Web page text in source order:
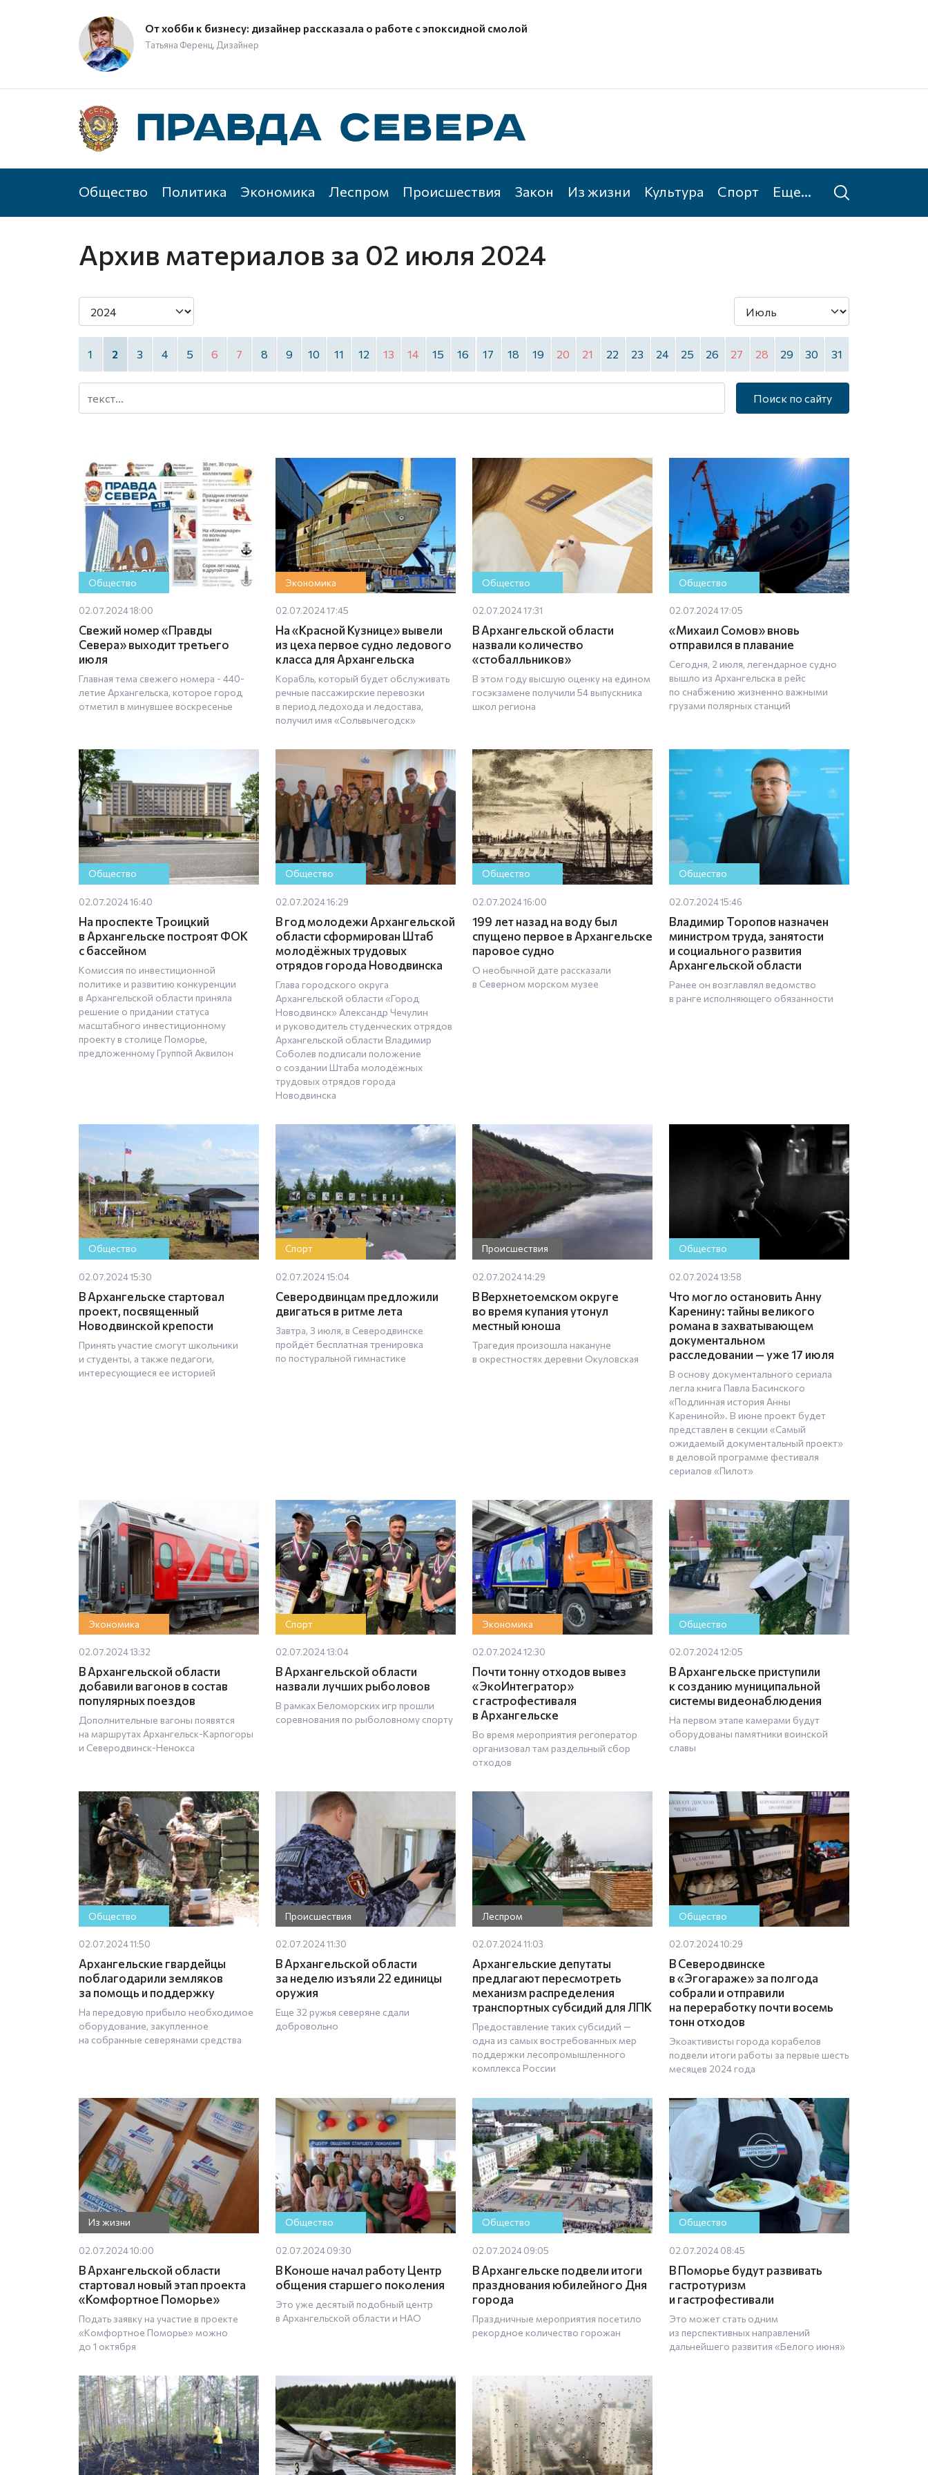
От хобби к бизнесу: дизайнер рассказала о работе с эпоксидной смолой
Татьяна Ференц, Дизайнер
Общество Политика Экономика Леспром Происшествия Закон Из жизни Культура Спорт Еще...
Архив материалов за 02 июля 2024
1 2 3 4 5 6 7 8 9 10 11 12 13 14 15 16 17 18 19 20 21 22 23 24 25 26 27 28 29 30 31
Поиск по сайту
Общество
02.07.2024 18:00
Свежий номер «Правды
Севера» выходит третьего
июля
Главная тема свежего номера - 440-
летие Архангельска, которое город
отметил в минувшее воскресенье
Экономика
02.07.2024 17:45
На «Красной Кузнице» вывели
из цеха первое судно ледового
класса для Архангельска
Корабль, который будет обслуживать
речные пассажирские перевозки
в период ледохода и ледостава,
получил имя «Сольвычегодск»
Общество
02.07.2024 17:31
В Архангельской области
назвали количество
«стобалльников»
В этом году высшую оценку на едином
госэкзамене получили 54 выпускника
школ региона
Общество
02.07.2024 17:05
«Михаил Сомов» вновь
отправился в плавание
Сегодня, 2 июля, легендарное судно
вышло из Архангельска в рейс
по снабжению жизненно важными
грузами полярных станций
Общество
02.07.2024 16:40
На проспекте Троицкий
в Архангельске построят ФОК
с бассейном
Комиссия по инвестиционной
политике и развитию конкуренции
в Архангельской области приняла
решение о придании статуса
масштабного инвестиционному
проекту в столице Поморье,
предложенному Группой Аквилон
Общество
02.07.2024 16:29
В год молодежи Архангельской
области сформирован Штаб
молодёжных трудовых
отрядов города Новодвинска
Глава городского округа
Архангельской области «Город
Новодвинск» Александр Чечулин
и руководитель студенческих отрядов
Архангельской области Владимир
Соболев подписали положение
о создании Штаба молодёжных
трудовых отрядов города
Новодвинска
Общество
02.07.2024 16:00
199 лет назад на воду был
спущено первое в Архангельске
паровое судно
О необычной дате рассказали
в Северном морском музее
Общество
02.07.2024 15:46
Владимир Торопов назначен
министром труда, занятости
и социального развития
Архангельской области
Ранее он возглавлял ведомство
в ранге исполняющего обязанности
Общество
02.07.2024 15:30
В Архангельске стартовал
проект, посвященный
Новодвинской крепости
Принять участие смогут школьники
и студенты, а также педагоги,
интересующиеся ее историей
Спорт
02.07.2024 15:04
Северодвинцам предложили
двигаться в ритме лета
Завтра, 3 июля, в Северодвинске
пройдёт бесплатная тренировка
по постуральной гимнастике
Происшествия
02.07.2024 14:29
В Верхнетоемском округе
во время купания утонул
местный юноша
Трагедия произошла накануне
в окрестностях деревни Окуловская
Общество
02.07.2024 13:58
Что могло остановить Анну
Каренину: тайны великого
романа в захватывающем
документальном
расследовании — уже 17 июля
В основу документального сериала
легла книга Павла Басинского
«Подлинная история Анны
Карениной». В июне проект будет
представлен в секции «Самый
ожидаемый документальный проект»
в деловой программе фестиваля
сериалов «Пилот»
Экономика
02.07.2024 13:32
В Архангельской области
добавили вагонов в состав
популярных поездов
Дополнительные вагоны появятся
на маршрутах Архангельск-Карпогоры
и Северодвинск-Ненокса
Спорт
02.07.2024 13:04
В Архангельской области
назвали лучших рыболовов
В рамках Беломорских игр прошли
соревнования по рыболовному спорту
Экономика
02.07.2024 12:30
Почти тонну отходов вывез
«ЭкоИнтегратор»
с гастрофестиваля
в Архангельске
Во время мероприятия регоператор
организовал там раздельный сбор
отходов
Общество
02.07.2024 12:05
В Архангельске приступили
к созданию муниципальной
системы видеонаблюдения
На первом этапе камерами будут
оборудованы памятники воинской
славы
Общество
02.07.2024 11:50
Архангельские гвардейцы
поблагодарили земляков
за помощь и поддержку
На передовую прибыло необходимое
оборудование, закупленное
на собранные северянами средства
Происшествия
02.07.2024 11:30
В Архангельской области
за неделю изъяли 22 единицы
оружия
Еще 32 ружья северяне сдали
добровольно
Леспром
02.07.2024 11:03
Архангельские депутаты
предлагают пересмотреть
механизм распределения
транспортных субсидий для ЛПК
Предоставление таких субсидий —
одна из самых востребованных мер
поддержки лесопромышленного
комплекса России
Общество
02.07.2024 10:29
В Северодвинске
в «Эгогараже» за полгода
собрали и отправили
на переработку почти восемь
тонн отходов
Экоактивисты города корабелов
подвели итоги работы за первые шесть
месяцев 2024 года
Из жизни
02.07.2024 10:00
В Архангельской области
стартовал новый этап проекта
«Комфортное Поморье»
Подать заявку на участие в проекте
«Комфортное Поморье» можно
до 1 октября
Общество
02.07.2024 09:30
В Коноше начал работу Центр
общения старшего поколения
Это уже десятый подобный центр
в Архангельской области и НАО
Общество
02.07.2024 09:05
В Архангельске подвели итоги
празднования юбилейного Дня
города
Праздничные мероприятия посетило
рекордное количество горожан
Общество
02.07.2024 08:45
В Поморье будут развивать
гастротуризм
и гастрофестивали
Это может стать одним
из перспективных направлений
дальнейшего развития «Белого июня»